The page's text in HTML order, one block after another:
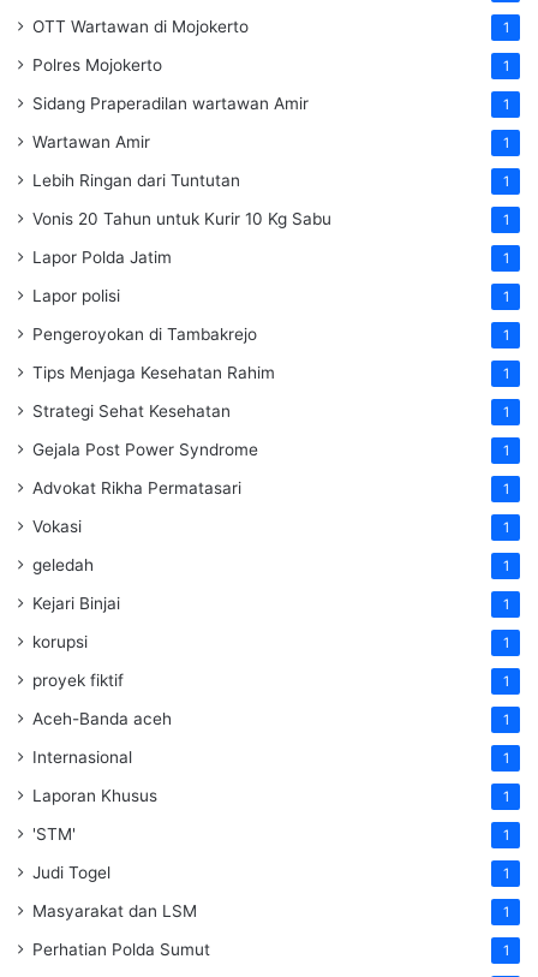
OTT Wartawan di Mojokerto 1
Polres Mojokerto 1
Sidang Praperadilan wartawan Amir 1
Wartawan Amir 1
Lebih Ringan dari Tuntutan 1
Vonis 20 Tahun untuk Kurir 10 Kg Sabu 1
Lapor Polda Jatim 1
Lapor polisi 1
Pengeroyokan di Tambakrejo 1
Tips Menjaga Kesehatan Rahim 1
Strategi Sehat Kesehatan 1
Gejala Post Power Syndrome 1
Advokat Rikha Permatasari 1
Vokasi 1
geledah 1
Kejari Binjai 1
korupsi 1
proyek fiktif 1
Aceh-Banda aceh 1
Internasional 1
Laporan Khusus 1
'STM' 1
Judi Togel 1
Masyarakat dan LSM 1
Perhatian Polda Sumut 1